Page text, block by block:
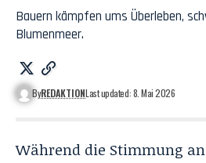
Bauern kämpfen ums Überleben,
Blumenmeer.
ByREDAKTIONLast updated: 8. Mai 2026
Während die Stimmung